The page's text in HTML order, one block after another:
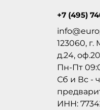
+7 (495)
123060, г.
д.24,
Пн-Пт
Сб и Вс -
ИНН: